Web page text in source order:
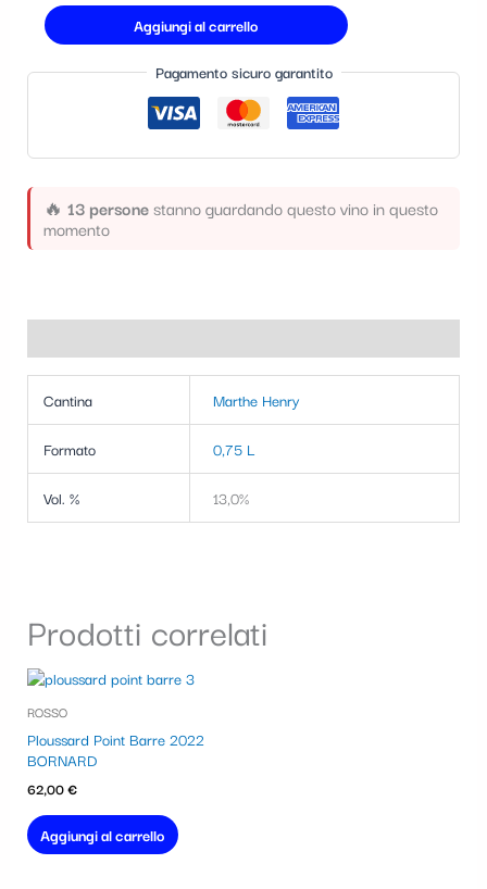
Aggiungi al carrello
Pagamento sicuro garantito
🔥 13 personestanno guardando questo vino in questo
momento
Cantina Marthe Henry
Formato 0,75 L
Vol. % 13,0%
Prodotti correlati
ROSSO
Ploussard Point Barre 2022
BORNARD
62,00€
Aggiungi al carrello